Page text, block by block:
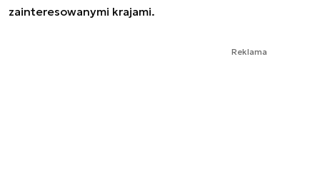
zainteresowanymi krajami.
Reklama